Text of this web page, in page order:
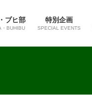
ブヒ部
・BUHIBU
特別企画
SPECIAL EVENTS